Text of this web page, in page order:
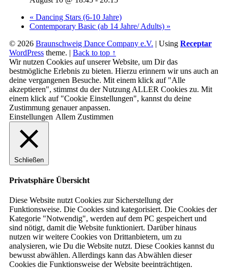
« Dancing Stars (6-10 Jahre)
Contemporary Basic (ab 14 Jahre/ Adults) »
© 2026 Braunschweig Dance Company e.V. | Using Receptar
WordPress theme. | Back to top ↑
Wir nutzen Cookies auf unserer Website, um Dir das
bestmögliche Erlebnis zu bieten. Hierzu erinnern wir uns auch an
deine vergangenen Besuche. Mit einem klick auf "Alle
akzeptieren", stimmst du der Nutzung ALLER Cookies zu. Mit
einem klick auf "Cookie Einstellungen", kannst du deine
Zustimmung genauer anpassen.
Einstellungen Allem Zustimmen
Schließen
Privatsphäre Übersicht
Diese Website nutzt Cookies zur Sicherstellung der
Funktionsweise. Die Cookies sind kategorisiert. Die Cookies der
Kategorie "Notwendig", werden auf dem PC gespeichert und
sind nötigt, damit die Website funktioniert. Darüber hinaus
nutzen wir weitere Cookies von Drittanbietern, um zu
analysieren, wie Du die Website nutzt. Diese Cookies kannst du
bewusst abwählen. Allerdings kann das Abwählen dieser
Cookies die Funktionsweise der Website beeinträchtigen.